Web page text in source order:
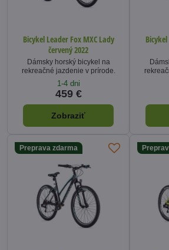
Bicykel Leader Fox MXC Lady
červený 2022
Dámsky horský bicykel na
rekreačné jazdenie v prírode.
1-4 dni
459 €
Zobraziť
Preprava zdarma